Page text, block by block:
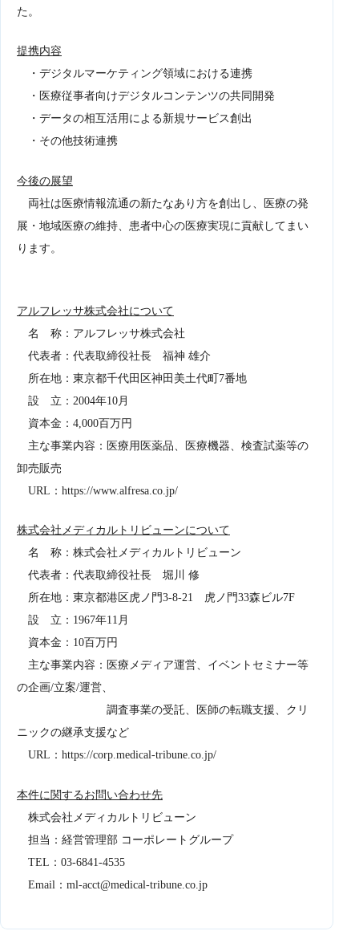
た。
提携内容
・デジタルマーケティング領域における連携
・医療従事者向けデジタルコンテンツの共同開発
・データの相互活用による新規サービス創出
・その他技術連携
今後の展望
両社は医療情報流通の新たなあり方を創出し、医療の発
展・地域医療の維持、患者中心の医療実現に貢献してまい
ります。
アルフレッサ株式会社について
名 称：アルフレッサ株式会社
代表者：代表取締役社長 福神 雄介
所在地：東京都千代田区神田美土代町7番地
設 ⽴：2004年10⽉
資本⾦：4,000百万円
主な事業内容：医療用医薬品、医療機器、検査試薬等の
卸売販売
URL：https://www.alfresa.co.jp/
株式会社メディカルトリビューンについて
名 称：株式会社メディカルトリビューン
代表者：代表取締役社長 堀川 修
所在地：東京都港区虎ノ門3-8-21 虎ノ門33森ビル7F
設 ⽴：1967年11⽉
資本⾦：10百万円
主な事業内容：医療メディア運営、イベントセミナー等
の企画/立案/運営、
調査事業の受託、医師の転職支援、クリ
ニックの継承支援など
URL：https://corp.medical-tribune.co.jp/
本件に関するお問い合わせ先
株式会社メディカルトリビューン
担当：経営管理部 コーポレートグループ
TEL：03-6841-4535
Email：ml-acct@medical-tribune.co.jp